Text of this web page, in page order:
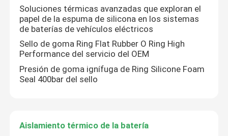
Soluciones térmicas avanzadas que exploran el
papel de la espuma de silicona en los sistemas
de baterías de vehículos eléctricos
Sello de goma Ring Flat Rubber O Ring High
Performance del servicio del OEM
Presión de goma ignífuga de Ring Silicone Foam
Seal 400bar del sello
Aislamiento térmico de la batería